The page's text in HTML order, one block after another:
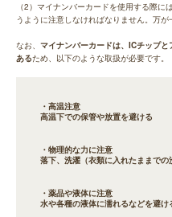
（2）マイナンバーカードを使用する際
うように注意しなければなりません。万が
なお、 マイナンバーカードは、ICチップ
あるため、以下のような取扱が必要です。
・高温注意
高温下での保管や放置を避ける
・物理的な力に注意
落下、洗濯（衣類に入れたままで
・薬品や液体に注意
水や各種の液体に濡れるなどを避け